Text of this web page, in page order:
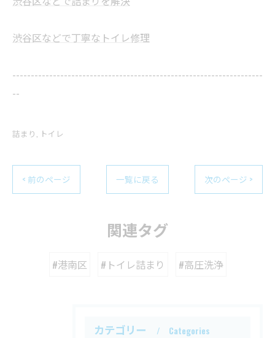
渋谷区などで丁寧なトイレ修理
--------------------------------------------------------------------
--
詰まり トイレ
< 前のページ 一覧に戻る 次のページ >
関連タグ
#港南区 #トイレ詰まり #高圧洗浄
カテゴリー Categories